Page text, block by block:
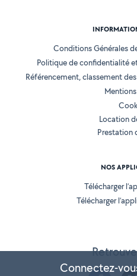
Conditions Générales
Politique de confidentialité
Référencement, classement
Location
Prestation
NOS
Télécharger
Télécharger
Connectez-